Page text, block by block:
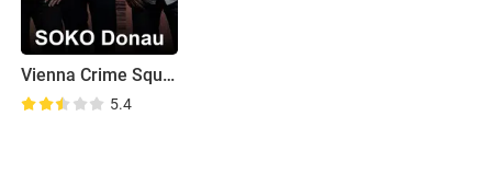
Vienna Crime Squad
5.4